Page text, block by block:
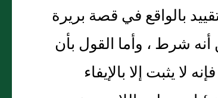
بالواقع في قصة بريرة
شرط ، وأما القول بأن
يثبت إلا بالإيفاء